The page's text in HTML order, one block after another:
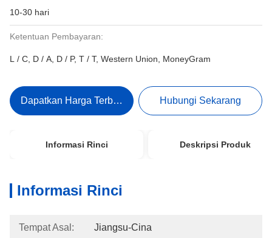
10-30 hari
Ketentuan Pembayaran:
L / C, D / A, D / P, T / T, Western Union, MoneyGram
Dapatkan Harga Terbaik Hubungi Sekarang
Informasi Rinci Deskripsi Produk
Informasi Rinci
Tempat Asal: Jiangsu-Cina